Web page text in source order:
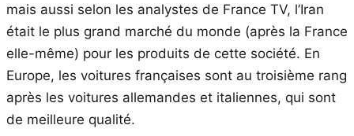
mais aussi selon les analystes de France TV, l’Iran
était le plus grand marché du monde (après la France
elle-même) pour les produits de cette société. En
Europe, les voitures françaises sont au troisième rang
après les voitures allemandes et italiennes, qui sont
de meilleure qualité.